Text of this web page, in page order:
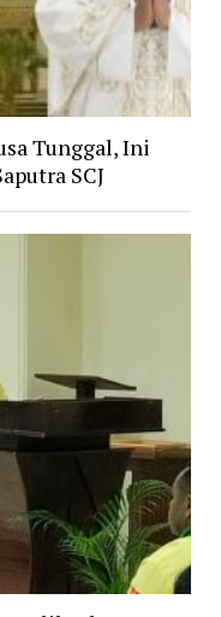
Tunggal, Ini
SCJ